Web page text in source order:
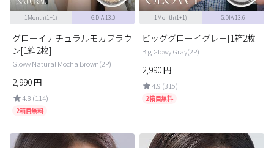
1Month(1+1) G.DIA 13.0
グローイナチュラルモカブラウ
ン[1箱2枚]
Glowy Natural Mocha Brown(2P)
2,990円
4.8 (114)
2箱目無料
1Month(1+1) G.DIA 13.6
ビッググローイグレー[1箱2枚]
Big Glowy Gray(2P)
2,990円
4.9 (315)
2箱目無料